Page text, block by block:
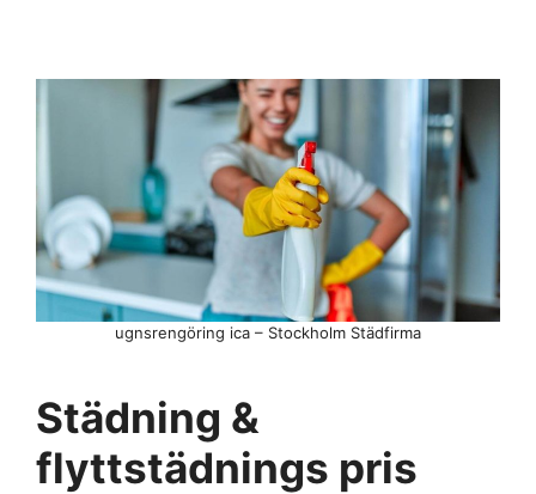
ugnsrengöring ica – Stockholm Städfirma
Städning &
flyttstädnings pris